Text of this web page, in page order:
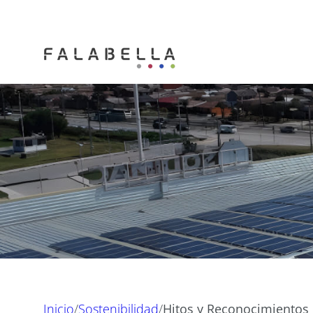
Inicio/Sostenibilidad/Hitos y Reconocimientos